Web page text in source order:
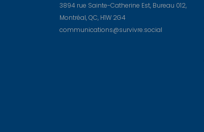
3894 rue Sainte-Catherine Est, Bureau 012,
Montréal, QC, H1W 2G4
communications@survivre.social